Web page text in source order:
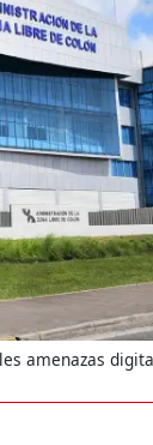
amenazas
terremoto de
este
prefectura de
Japón,
de gran...